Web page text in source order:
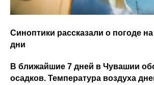
Синоптики рассказали о погоде
дни
В ближайшие 7 дней в Чувашии
осадков. Температура воздуха